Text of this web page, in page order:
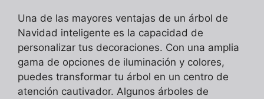
Una de las mayores ventajas de un árbol de
Navidad inteligente es la capacidad de
personalizar tus decoraciones. Con una amplia
gama de opciones de iluminación y colores,
puedes transformar tu árbol en un centro de
atención cautivador. Algunos árboles de